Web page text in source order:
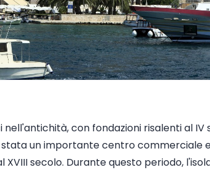
con fondazioni risalenti al IV
stata un importante centro commerciale
XVIII secolo. Durante questo periodo,